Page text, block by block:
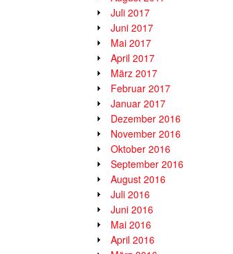
Juli 2017
Juni 2017
Mai 2017
April 2017
März 2017
Februar 2017
Januar 2017
Dezember 2016
November 2016
Oktober 2016
September 2016
August 2016
Juli 2016
Juni 2016
Mai 2016
April 2016